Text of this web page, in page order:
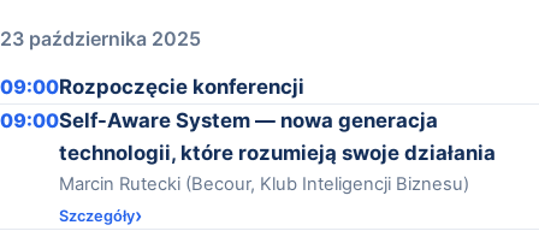
23 października 2025
09:00Rozpoczęcie konferencji
09:00Self-Aware System — nowa generacja
technologii, które rozumieją swoje działania
Marcin Rutecki (Becour, Klub Inteligencji Biznesu)
Szczegóły